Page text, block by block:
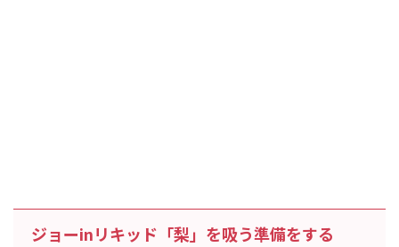
ジョーinリキッド「梨」を吸う準備をする